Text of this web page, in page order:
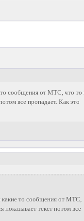
сообщения от МТС, что то
все пропадает. Как это
то сообщения от МТС,
показывает текст потом все